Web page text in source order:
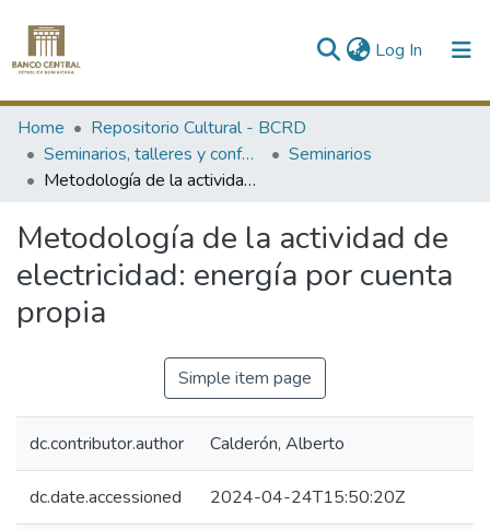
Log In (current)
Communities & Collections
All of DSpace
Home
Repositorio Cultural - BCRD
Seminarios, talleres y conferencias
Seminarios
Metodología de la actividad de electricidad: energía por cuenta propia
Metodología de la actividad de
electricidad: energía por cuenta
propia
Simple item page
dc.contributor.author Calderón, Alberto
dc.date.accessioned 2024-04-24T15:50:20Z